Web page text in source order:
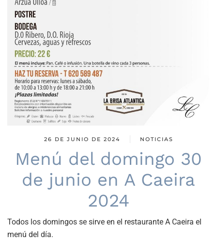
26 DE JUNIO DE 2024 NOTICIAS
Menú del domingo 30
de junio en A Caeira
2024
Todos los domingos se sirve en el restaurante A Caeira el
menú del día.